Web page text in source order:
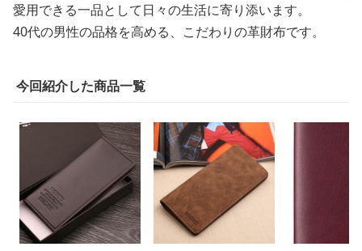
愛用できる一品として日々の生活に寄り添います。
40代の男性の品格を高める、こだわりの革財布です。
今回紹介した商品一覧